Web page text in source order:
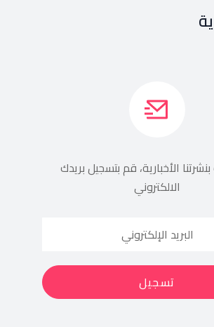
بنشرتنا الأخبارية، قم بتسجيل بريدك
الالكتروني